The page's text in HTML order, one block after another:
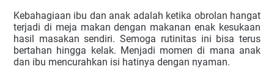
Kebahagiaan ibu dan anak adalah ketika obrolan hangat
terjadi di meja makan dengan makanan enak kesukaan
hasil masakan sendiri. Semoga rutinitas ini bisa terus
bertahan hingga kelak. Menjadi momen di mana anak
dan ibu mencurahkan isi hatinya dengan nyaman.